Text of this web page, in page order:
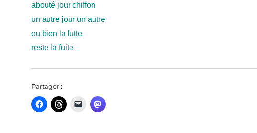
abouté jour chiffon
un autre jour un autre
ou bien la lutte
reste la fuite
Partager :